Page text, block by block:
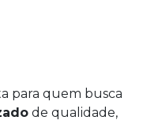
para quem busca
de qualidade,